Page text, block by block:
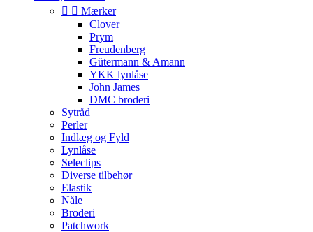
  Mærker
Clover
Prym
Freudenberg
Gütermann & Amann
YKK lynlåse
John James
DMC broderi
Sytråd
Perler
Indlæg og Fyld
Lynlåse
Seleclips
Diverse tilbehør
Elastik
Nåle
Broderi
Patchwork